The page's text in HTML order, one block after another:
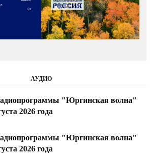
АУДИО
"Юргинская волна"
2026 года
"Юргинская волна"
2026 года